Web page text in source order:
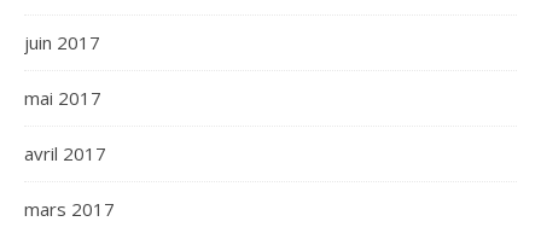
juin 2017
mai 2017
avril 2017
mars 2017